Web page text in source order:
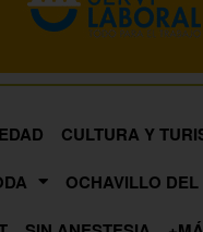
CULTURA Y
OCHAVILLO DEL